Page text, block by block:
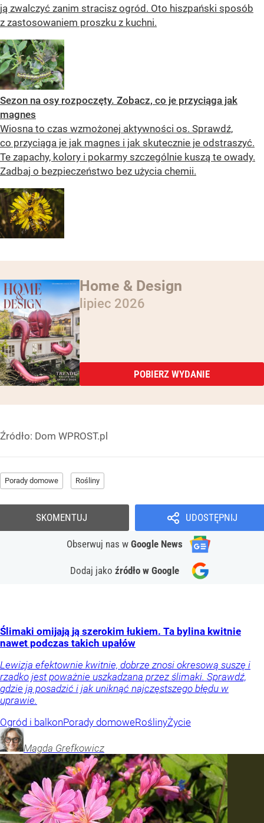
ją zwalczyć zanim stracisz ogród. Oto hiszpański sposób
z zastosowaniem proszku z kuchni.
Sezon na osy rozpoczęty. Zobacz, co je przyciąga jak
magnes
Wiosna to czas wzmożonej aktywności os. Sprawdź,
co przyciąga je jak magnes i jak skutecznie je odstraszyć.
Te zapachy, kolory i pokarmy szczególnie kuszą te owady.
Zadbaj o bezpieczeństwo bez użycia chemii.
Home & Design
lipiec 2026
POBIERZ WYDANIE
Źródło: Dom WPROST.pl
Porady domowe Rośliny
UDOSTĘPNIJ
Obserwuj nas w Google News
Dodaj jako źródło w Google
SKOMENTUJ
Ślimaki omijają ją szerokim łukiem. Ta bylina kwitnie
nawet podczas takich upałów
Lewizja efektownie kwitnie, dobrze znosi okresową suszę i
rzadko jest poważnie uszkadzana przez ślimaki. Sprawdź,
gdzie ją posadzić i jak uniknąć najczęstszego błędu w
uprawie.
Ogród i balkonPorady domoweRoślinyŻycie
Magda Grefkowicz